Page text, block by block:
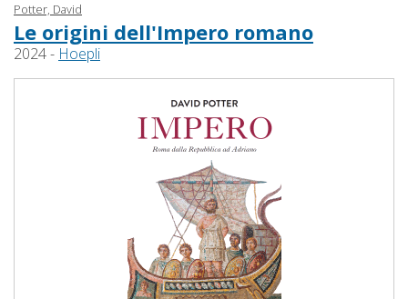
Potter, David
Le origini dell'Impero romano
2024 - Hoepli